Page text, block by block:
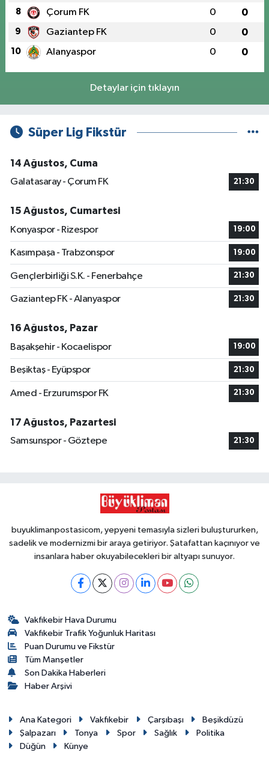
8 Çorum FK 0 0
9 Gaziantep FK 0 0
10 Alanyaspor 0 0
Detaylar için tıklayın
Süper Lig Fikstür
14 Ağustos, Cuma
Galatasaray - Çorum FK
21:30
15 Ağustos, Cumartesi
Konyaspor - Rizespor
19:00
Kasımpaşa - Trabzonspor 19:00
Gençlerbirliği S.K. - Fenerbahçe 21:30
Gaziantep FK - Alanyaspor 21:30
16 Ağustos, Pazar
Başakşehir - Kocaelispor
19:00
Beşiktaş - Eyüpspor 21:30
Amed - Erzurumspor FK 21:30
17 Ağustos, Pazartesi
Samsunspor - Göztepe
21:30
buyuklimanpostasicom, yepyeni temasıyla sizleri buluştururken,
sadelik ve modernizmi bir araya getiriyor. Şatafattan kaçınıyor ve
insanlara haber okuyabilecekleri bir altyapı sunuyor.
Vakfıkebir Hava Durumu
Vakfıkebir Trafik Yoğunluk Haritası
Puan Durumu ve Fikstür
Tüm Manşetler
Son Dakika Haberleri
Haber Arşivi
Ana Kategori Vakfıkebir Çarşıbaşı
Beşikdüzü
Şalpazarı
Tonya Spor Sağlık
Politika
Düğün
Künye